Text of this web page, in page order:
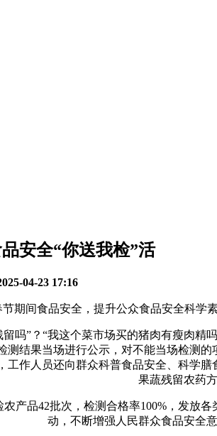
安全“你送我检”活
04-23 17:16
间食品安全，提升公众食品安全科学素
”？“我这个菜市场买的猪肉有瘦肉精
测结果当场进行公示，对不能当场检测
工作人员还向群众科普食品安全、科学
果蔬残留农药
品42批次，检测合格率100%，发放各
动，不断增强人民群众食品安全